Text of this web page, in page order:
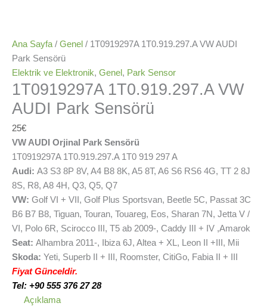
Ana Sayfa / Genel / 1T0919297A 1T0.919.297.A VW AUDI
Park Sensörü
Elektrik ve Elektronik, Genel , Park Sensor
1T0919297A 1T0.919.297.A VW
AUDI Park Sensörü
25€
VW AUDI Orjinal Park Sensörü
1T0919297A 1T0.919.297.A 1T0 919 297 A
Audi: A3 S3 8P 8V, A4 B8 8K, A5 8T, A6 S6 RS6 4G, TT 2 8J
8S, R8, A8 4H, Q3, Q5, Q7
VW: Golf VI + VII, Golf Plus Sportsvan, Beetle 5C, Passat 3C
B6 B7 B8, Tiguan, Touran, Touareg, Eos, Sharan 7N, Jetta V /
VI, Polo 6R, Scirocco III, T5 ab 2009-, Caddy III + IV ,Amarok
Seat: Alhambra 2011-, Ibiza 6J, Altea + XL, Leon II +III, Mii
Skoda: Yeti, Superb II + III, Roomster, CitiGo, Fabia II + III
Fiyat Günceldir.
Tel: +90 555 376 27 28
Açıklama